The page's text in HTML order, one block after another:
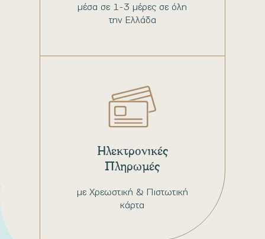
μέσα σε 1-3 μέρες σε όλη
την Ελλάδα
με Χρεωστική & Πιστωτική
κάρτα
Ηλεκτρονικές
Πληρωμές